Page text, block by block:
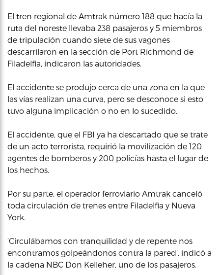
El tren regional de Amtrak número 188 que hacía la
ruta del noreste llevaba 238 pasajeros y 5 miembros
de tripulación cuando siete de sus vagones
descarrilaron en la sección de Port Richmond de
Filadelfia, indicaron las autoridades.
El accidente se produjo cerca de una zona en la que
las vías realizan una curva, pero se desconoce si esto
tuvo alguna implicación o no en lo sucedido.
El accidente, que el FBI ya ha descartado que se trate
de un acto terrorista, requirió la movilización de 120
agentes de bomberos y 200 policías hasta el lugar de
los hechos.
Por su parte, el operador ferroviario Amtrak canceló
toda circulación de trenes entre Filadelfia y Nueva
York.
‘Circulábamos con tranquilidad y de repente nos
encontramos golpeándonos contra la pared’, indicó a
la cadena NBC Don Kelleher, uno de los pasajeros.